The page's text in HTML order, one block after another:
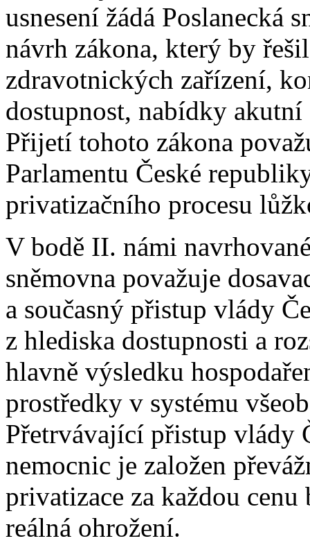
usnesení žádá Poslanecká
návrh zákona, který by
zdravotnických zařízení,
dostupnost, nabídky
Přijetí tohoto zákona
Parlamentu České
privatizačního procesu
V bodě II. námi
sněmovna považuje
a současný přistup vlády
z hlediska dostupnosti a
hlavně výsledku
prostředky v systému
Přetrvávající přistup vlády
nemocnic je založen
privatizace za každou
reálná ohrožení.